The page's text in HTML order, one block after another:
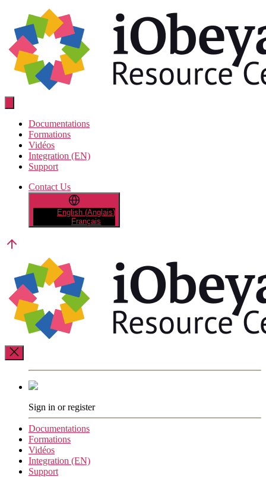
contenu
Resource
Center
Documentations
Formations
Vidéos
Integration (EN)
Support
Contact Us
English (Anglais)
Français
Resource
Center
Sign in or register
Documentations
Formations
Vidéos
Integration (EN)
Support